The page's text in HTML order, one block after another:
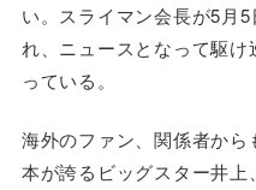
い。スライマン会長が5月
れ、ニュースとなって駆
っている。
海外のファン、関係者か
本が誇るビッグスター井